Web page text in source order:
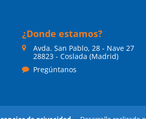
¿Donde estamos?
Avda. San Pablo, 28 - Nave 27
28823 - Coslada (Madrid)
Pregúntanos